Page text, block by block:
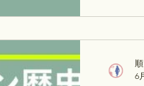
日（木
ス・
探究 6